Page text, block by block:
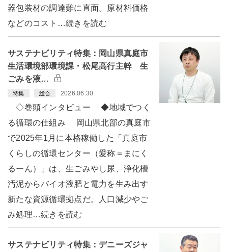
器包装材の調達難に直面。原材料価格
などのコスト…続きを読む
サステナビリティ特集：岡山県真庭市
生活環境部環境課・松尾高行主幹 生
ごみを液…
特集 総合 2026.06.30
◇巻頭インタビュー ◆地域でつく
る循環の仕組み 岡山県北部の真庭市
で2025年1月に本格稼働した「真庭市
くらしの循環センター（愛称＝まにく
るーん）」は、生ごみやし尿、浄化槽
汚泥からバイオ液肥と電力を生み出す
新たな資源循環拠点だ。人口減少やご
み処理…続きを読む
サステナビリティ特集：デニーズジャ